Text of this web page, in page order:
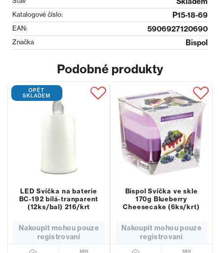
Katalogové číslo: P15-18-69
EAN: 5906927120690
Značka Bispol
Podobné produkty
OPĚT
SKLADEM
LED Svíčka na baterie
BC-192 bílá-tranparent
(12ks/bal) 216/krt
Nakoupit mohou pouze
registrovaní
Bispol Svíčka ve skle
170g Blueberry
Cheesecake (6ks/krt)
Nakoupit mohou pouze
registrovaní